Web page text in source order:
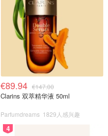
€89.94 €147.00
Clarins 双萃精华液 50ml
Parfumdreams 1829人感兴趣
4